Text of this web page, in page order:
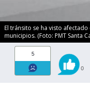
El tránsito se ha visto
municipios. (Foto: PMT Santa
5
0